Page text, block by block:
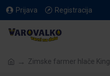
Prijava Registracija
Zimske farmer hlače King